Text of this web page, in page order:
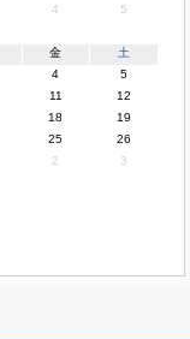
4
5
金
土
4
5
11
12
18
19
25
26
2 3